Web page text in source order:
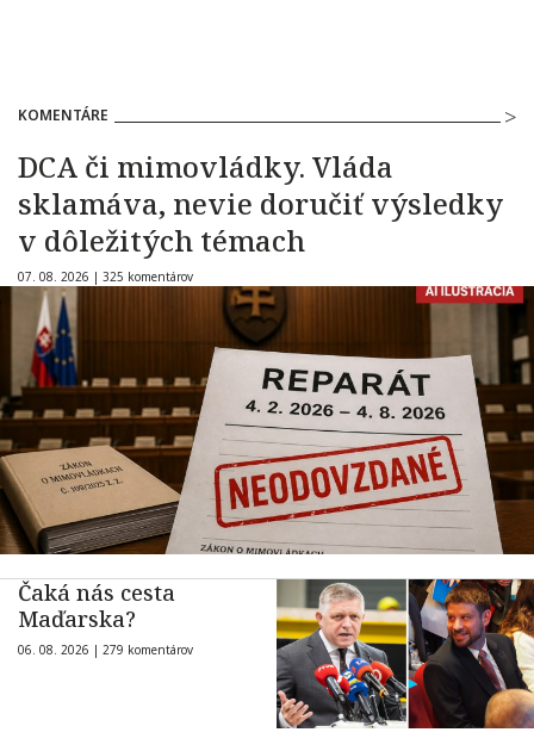
KOMENTÁRE
DCA či mimovládky. Vláda
sklamáva, nevie doručiť výsledky
v dôležitých témach
07. 08. 2026 | 325 komentárov
Čaká nás cesta
Maďarska?
06. 08. 2026 | 279 komentárov